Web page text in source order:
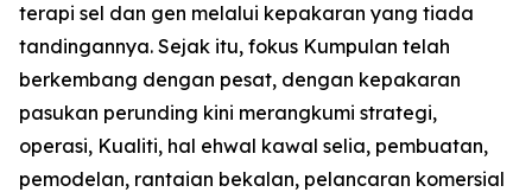
terapi sel dan gen melalui kepakaran yang tiada
tandingannya. Sejak itu, fokus Kumpulan telah
berkembang dengan pesat, dengan kepakaran
pasukan perunding kini merangkumi strategi,
operasi, Kualiti, hal ehwal kawal selia, pembuatan,
pemodelan, rantaian bekalan, pelancaran komersial